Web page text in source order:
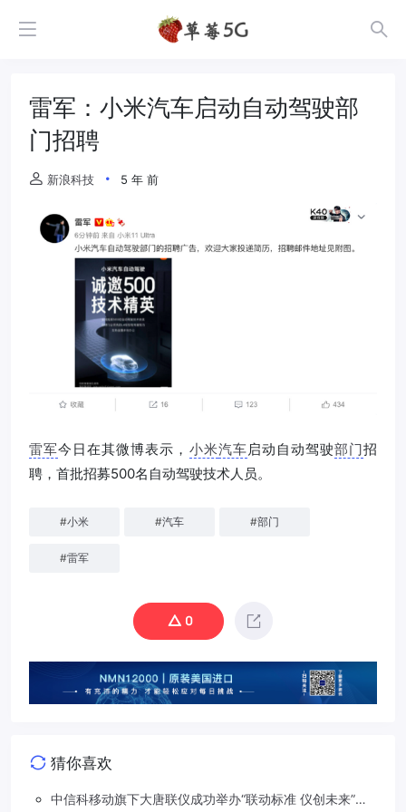
雷军：小米汽车启动自动驾驶部
门招聘
新浪科技 5 年 前
雷军今日在其微博表示， 小米汽车启动自动驾驶部门招
聘，首批招募500名自动驾驶技术人员。
#小米 #汽车 #部门
#雷军
0
猜你喜欢
中信科移动旗下大唐联仪成功举办“联动标准 仪创未来”车